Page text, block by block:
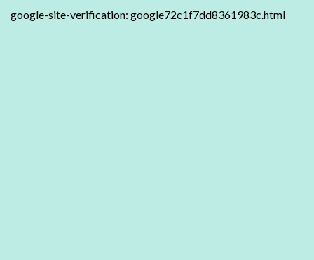
google-site-verification: google72c1f7dd8361983c.html